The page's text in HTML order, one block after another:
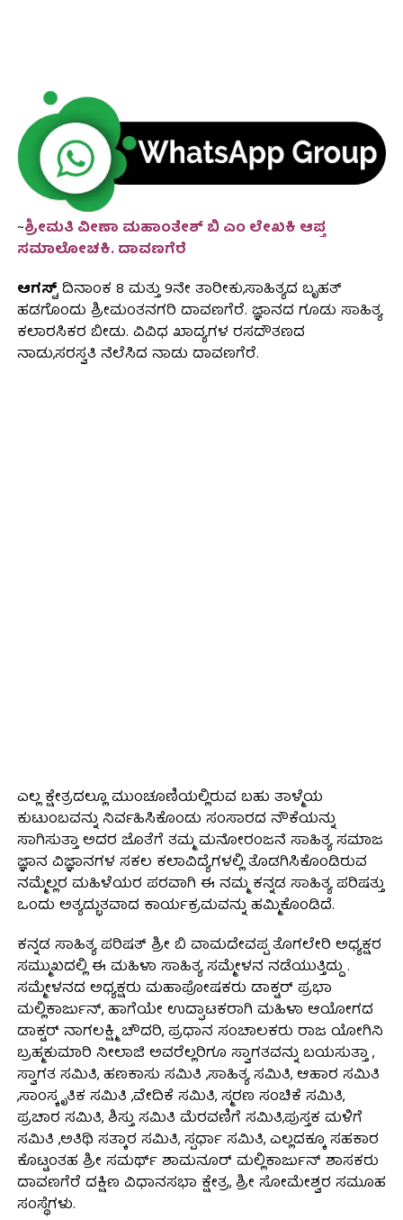
~ಶ್ರೀಮತಿ ವೀಣಾ ಮಹಾಂತೇಶ್ ಬಿ ಎಂ ಲೇಖಕಿ ಆಪ್ತ
ಸಮಾಲೋಚಕಿ. ದಾವಣಗೆರೆ
ಆಗಸ್ಟ್ದಿನಾಂಕ 8 ಮತ್ತು 9ನೇ ತಾರೀಕು,ಸಾಹಿತ್ಯದ ಬೃಹತ್
ಹಡಗೊಂದು ಶ್ರೀಮಂತನಗರಿ ದಾವಣಗೆರೆ. ಜ್ಞಾನದ ಗೂಡು ಸಾಹಿತ್ಯ
ಕಲಾರಸಿಕರ ಬೀಡು. ವಿವಿಧ ಖಾದ್ಯಗಳ ರಸದೌತಣದ
ನಾಡು,ಸರಸ್ವತಿ ನೆಲೆಸಿದ ನಾಡು ದಾವಣಗೆರೆ.
ಎಲ್ಲ ಕ್ಷೇತ್ರದಲ್ಲೂ ಮುಂಚೂಣಿಯಲ್ಲಿರುವ ಬಹು ತಾಳ್ಮೆಯ
ಕುಟುಂಬವನ್ನು ನಿರ್ವಹಿಸಿಕೊಂಡು ಸಂಸಾರದ ನೌಕೆಯನ್ನು
ಸಾಗಿಸುತ್ತಾ ಅದರ ಜೊತೆಗೆ ತಮ್ಮ ಮನೋರಂಜನೆ ಸಾಹಿತ್ಯ ಸಮಾಜ
ಜ್ಞಾನ ವಿಜ್ಞಾನಗಳ ಸಕಲ ಕಲಾವಿದ್ಯೆಗಳಲ್ಲಿ ತೊಡಗಿಸಿಕೊಂಡಿರುವ
ನಮ್ಮೆಲ್ಲರ ಮಹಿಳೆಯರ ಪರವಾಗಿ ಈ ನಮ್ಮ ಕನ್ನಡ ಸಾಹಿತ್ಯ ಪರಿಷತ್ತು
ಒಂದು ಅತ್ಯದ್ಭುತವಾದ ಕಾರ್ಯಕ್ರಮವನ್ನು ಹಮ್ಮಿಕೊಂಡಿದೆ.
ಕನ್ನಡ ಸಾಹಿತ್ಯ ಪರಿಷತ್ ಶ್ರೀ ಬಿ ವಾಮದೇವಪ್ಪ ತೊಗಲೇರಿ ಅಧ್ಯಕ್ಷರ
ಸಮ್ಮುಖದಲ್ಲಿ ಈ ಮಹಿಳಾ ಸಾಹಿತ್ಯ ಸಮ್ಮೇಳನ ನಡೆಯುತ್ತಿದ್ದು .
ಸಮ್ಮೇಳನದ ಅಧ್ಯಕ್ಷರು ಮಹಾಪೋಷಕರು ಡಾಕ್ಟರ್ ಪ್ರಭಾ
ಮಲ್ಲಿಕಾರ್ಜುನ್, ಹಾಗೆಯೇ ಉದ್ಘಾಟಕರಾಗಿ ಮಹಿಳಾ ಆಯೋಗದ
ಡಾಕ್ಟರ್ ನಾಗಲಕ್ಷ್ಮಿ ಚೌದರಿ, ಪ್ರಧಾನ ಸಂಚಾಲಕರು ರಾಜ ಯೋಗಿನಿ
ಬ್ರಹ್ಮಕುಮಾರಿ ನೀಲಾಜಿ ಅವರೆಲ್ಲರಿಗೂ ಸ್ವಾಗತವನ್ನು ಬಯಸುತ್ತಾ ,
ಸ್ವಾಗತ ಸಮಿತಿ, ಹಣಕಾಸು ಸಮಿತಿ ,ಸಾಹಿತ್ಯ ಸಮಿತಿ, ಆಹಾರ ಸಮಿತಿ
,ಸಾಂಸ್ಕೃತಿಕ ಸಮಿತಿ ,ವೇದಿಕೆ ಸಮಿತಿ, ಸ್ಮರಣ ಸಂಚಿಕೆ ಸಮಿತಿ,
ಪ್ರಚಾರ ಸಮಿತಿ, ಶಿಸ್ತು ಸಮಿತಿ ಮೆರವಣಿಗೆ ಸಮಿತಿ,ಪುಸ್ತಕ ಮಳಿಗೆ
ಸಮಿತಿ ,ಅತಿಥಿ ಸತ್ಕಾರ ಸಮಿತಿ, ಸ್ಪರ್ಧಾ ಸಮಿತಿ, ಎಲ್ಲದಕ್ಕೂ ಸಹಕಾರ
ಕೊಟ್ಟಂತಹ ಶ್ರೀ ಸಮರ್ಥ್ ಶಾಮನೂರ್ ಮಲ್ಲಿಕಾರ್ಜುನ್ ಶಾಸಕರು
ದಾವಣಗೆರೆ ದಕ್ಷಿಣ ವಿಧಾನಸಭಾ ಕ್ಷೇತ್ರ, ಶ್ರೀ ಸೋಮೇಶ್ವರ ಸಮೂಹ
ಸಂಸ್ಥೆಗಳು.